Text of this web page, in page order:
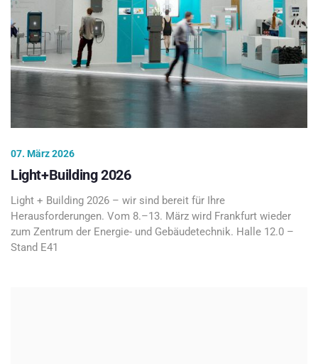
07. März 2026
Light+Building 2026
Light + Building 2026 – wir sind bereit für Ihre
Herausforderungen. Vom 8.–13. März wird Frankfurt wieder
zum Zentrum der Energie- und Gebäudetechnik. Halle 12.0 –
Stand E41